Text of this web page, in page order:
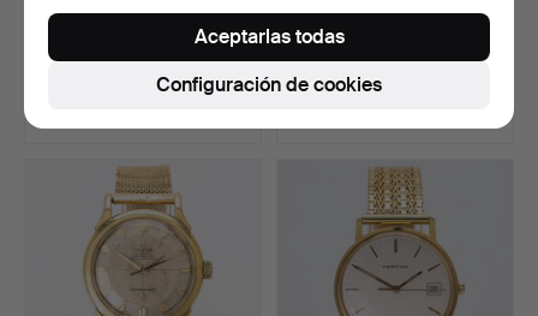
ERIC LÖFMAN, juego de
199 cubiertos «Uppsa…
Subastado 7 feb 2025
seleccionado
Una pulsera, oro de 18
quilates, brazalete…
Subastado 30 dic 2025
4 pujas
Configuración de cookies
Aceptarlas todas